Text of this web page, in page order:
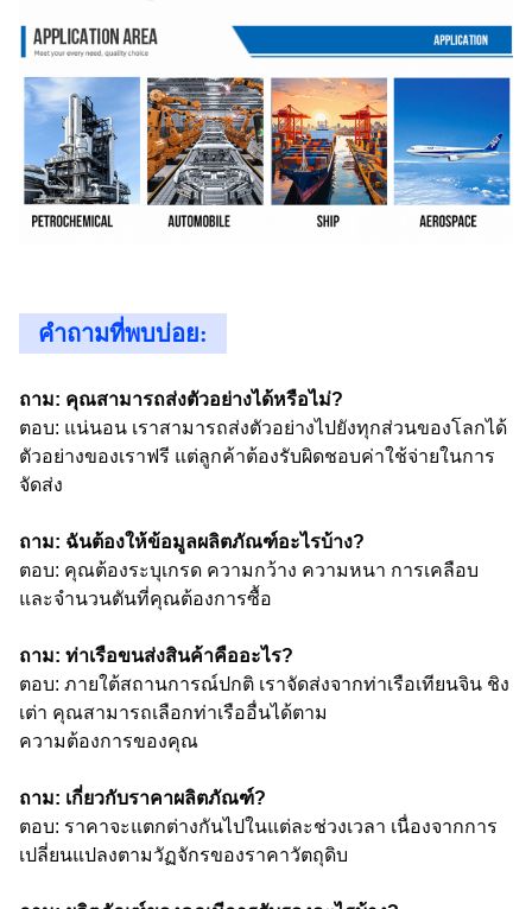
คำถามที่พบบ่อย:
ถาม: คุณสามารถส่งตัวอย่างได้หรือไม่?
ตอบ: แน่นอน เราสามารถส่งตัวอย่างไปยังทุกส่วนของโลกได้
ตัวอย่างของเราฟรี แต่ลูกค้าต้องรับผิดชอบค่าใช้จ่ายในการ
จัดส่ง
ถาม: ฉันต้องให้ข้อมูลผลิตภัณฑ์อะไรบ้าง?
ตอบ: คุณต้องระบุเกรด ความกว้าง ความหนา การเคลือบ
และจำนวนตันที่คุณต้องการซื้อ
ถาม: ท่าเรือขนส่งสินค้าคืออะไร?
ตอบ: ภายใต้สถานการณ์ปกติ เราจัดส่งจากท่าเรือเทียนจิน ชิง
เต่า คุณสามารถเลือกท่าเรืออื่นได้ตาม
ความต้องการของคุณ
ถาม: เกี่ยวกับราคาผลิตภัณฑ์?
ตอบ: ราคาจะแตกต่างกันไปในแต่ละช่วงเวลา เนื่องจากการ
เปลี่ยนแปลงตามวัฏจักรของราคาวัตถุดิบ